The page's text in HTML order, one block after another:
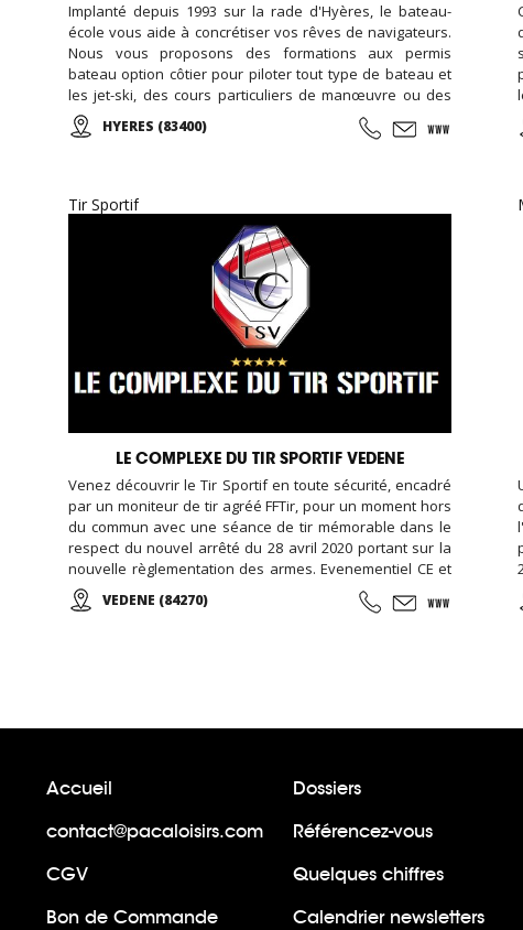
Implanté depuis 1993 sur la rade d'Hyères, le bateau-
école vous aide à concrétiser vos rêves de navigateurs.
Nous vous proposons des formations aux permis
bateau option côtier pour piloter tout type de bateau et
les jet-ski, des cours particuliers de manœuvre ou des
cours de mise en main de votre nouveau bateau...
L'école vous permettra de réussir à l'examen du certificat
HYERES (83400)
Tir Sportif
LE COMPLEXE DU TIR SPORTIF VEDENE
Venez découvrir le Tir Sportif en toute sécurité, encadré
par un moniteur de tir agréé FFTir, pour un moment hors
du commun avec une séance de tir mémorable dans le
respect du nouvel arrêté du 28 avril 2020 portant sur la
nouvelle règlementation des armes. Evenementiel CE et
Groupes, Anniversaires, ...
VEDENE (84270)
Accueil
Dossiers
contact@pacaloisirs.com
Référencez-vous
CGV
Quelques chiffres
Bon de Commande
Calendrier newsletters